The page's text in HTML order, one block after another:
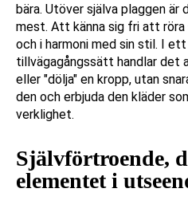
bära. Utöver själva plaggen är
mest. Att känna sig fri att röra
och i harmoni med sin stil. I
tillvägagångssätt handlar det
eller "dölja" en kropp, utan
den och erbjuda den kläder
verklighet.
Självförtroende,
elementet i